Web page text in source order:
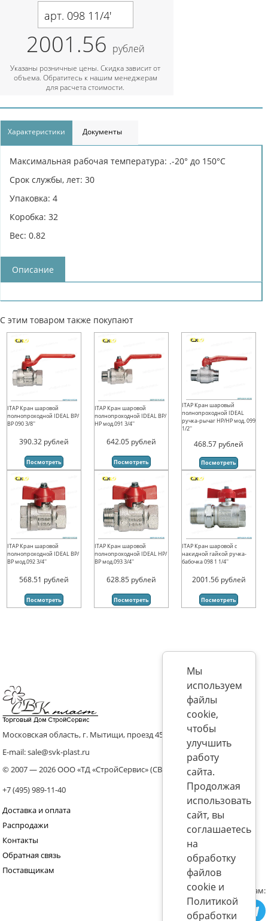
арт. 098 11/4'
2001.56 рублей
Указаны розничные цены. Скидка зависит от
объема. Обратитесь к нашим менеджерам
для расчета стоимости.
Характеристики Документы
Максимальная рабочая температура: .-20° до 150°С
Срок службы, лет: 30
Упаковка: 4
Коробка: 32
Вес: 0.82
Описание
С этим товаром также покупают
ITAP Кран шаровой
полнопроходной IDEAL ВР/
ВР 090 3/8''
390.32 рублей
Посмотреть
ITAP Кран шаровой
полнопроходной IDEAL ВР/
НР мод.091 3/4''
642.05 рублей
Посмотреть
ITAP Кран шаровый
полнопроходной IDEAL
ручка-рычаг НР/НР мод. 099
1/2''
468.57 рублей
Посмотреть
ITAP Кран шаровой
полнопроходной IDEAL ВР/
ВР мод.092 3/4''
568.51 рублей
Посмотреть
ITAP Кран шаровой
полнопроходной IDEAL НР/
ВР мод.093 3/4''
628.85 рублей
Посмотреть
ITAP Кран шаровой с
накидной гайкой ручка-
бабочка 098 1 1/4''
2001.56 рублей
Посмотреть
Московская область, г. Мытищи, проезд 4536 владение 8, стр.10
E-mail: sale@svk-plast.ru
© 2007 — 2026 ООО «ТД «СтройСервис» (СВК)
+7 (495) 989-11-40
Доставка и оплата
Распродажи
Контакты
Обратная связь
Поставщикам
Присоединяйтесь к нам:
Мы
используем
файлы
cookie,
чтобы
улучшить
работу
сайта.
Продолжая
использовать
сайт, вы
соглашаетесь
на
обработку
файлов
cookie и
Политикой
обработки